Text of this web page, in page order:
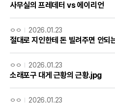
사무실의 프레데터 vs 에이리언
ㅇㅇ 2026.01.23
절대로 지인한테 돈 빌려주면 안되
ㅇㅇ 2026.01.23
소래포구 대게 근황의 근황.jpg
ㅇㅇ 2026.01.23